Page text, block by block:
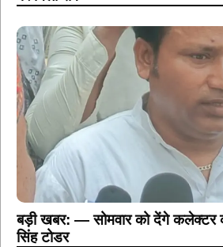
बड़ी खबर: — सोमवार को देंगे कलेक्टर को
सिंह टोडर